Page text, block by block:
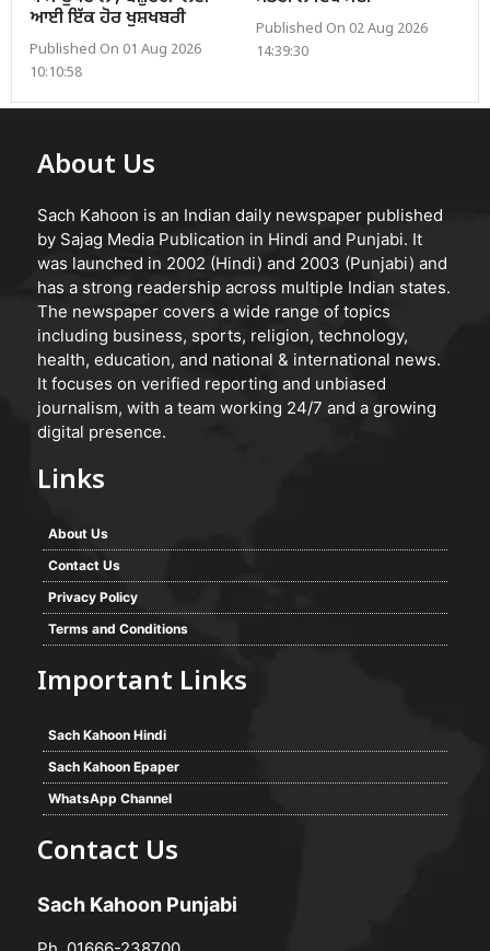
ਆਈ ਇੱਕ ਹੋਰ ਖੁਸ਼ਖਬਰੀ
Published On 01 Aug 2026
10:10:58
Published On 02 Aug 2026
14:39:30
About Us
Sach Kahoon is an Indian daily newspaper published
by Sajag Media Publication in Hindi and Punjabi. It
was launched in 2002 (Hindi) and 2003 (Punjabi) and
has a strong readership across multiple Indian states.
The newspaper covers a wide range of topics
including business, sports, religion, technology,
health, education, and national & international news.
It focuses on verified reporting and unbiased
journalism, with a team working 24/7 and a growing
digital presence.
Links
About Us
Contact Us
Privacy Policy
Terms and Conditions
Important Links
Sach Kahoon Hindi
Sach Kahoon Epaper
WhatsApp Channel
Contact Us
Sach Kahoon Punjabi